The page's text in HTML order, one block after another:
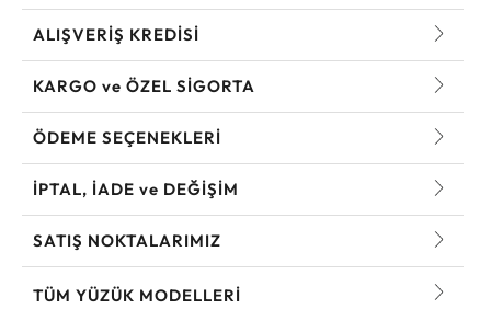
ALIŞVERİŞ KREDİSİ
KARGO ve ÖZEL SİGORTA
ÖDEME SEÇENEKLERİ
İPTAL, İADE ve DEĞİŞİM
SATIŞ NOKTALARIMIZ
TÜM YÜZÜK MODELLERI